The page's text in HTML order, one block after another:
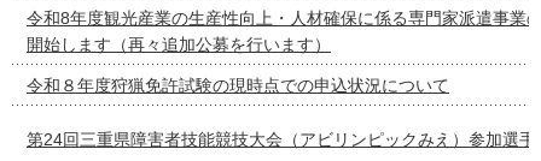
令和8年度観光産業の生産性向上・人材確保に係る専門家派遣事業
開始します（再々追加公募を行います）
令和８年度狩猟免許試験の現時点での申込状況について
第24回三重県障害者技能競技大会（アビリンピックみえ）参加選